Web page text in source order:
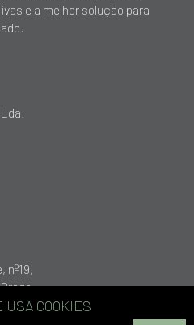
e a melhor solução para
nº19,
COOKIES